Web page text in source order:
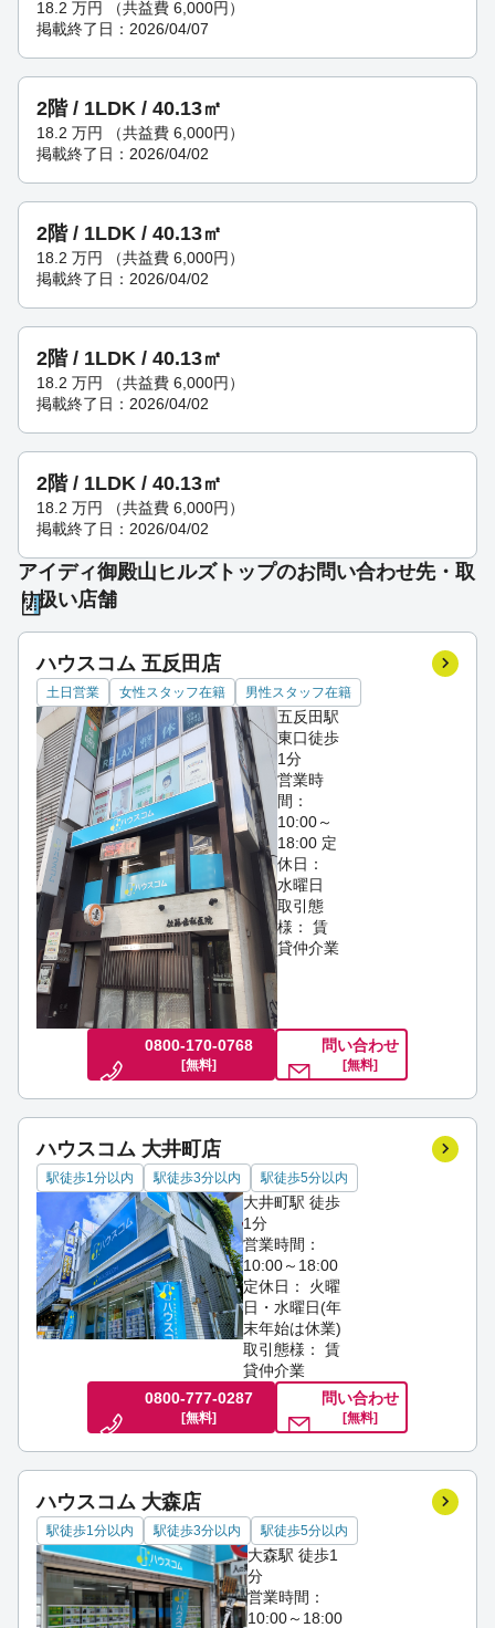
18.2 万円 （共益費 6,000円）
掲載終了日：2026/04/07
2階 / 1LDK / 40.13㎡
18.2 万円 （共益費 6,000円）
掲載終了日：2026/04/02
2階 / 1LDK / 40.13㎡
18.2 万円 （共益費 6,000円）
掲載終了日：2026/04/02
2階 / 1LDK / 40.13㎡
18.2 万円 （共益費 6,000円）
掲載終了日：2026/04/02
2階 / 1LDK / 40.13㎡
18.2 万円 （共益費 6,000円）
掲載終了日：2026/04/02
アイディ御殿山ヒルズトップのお問い合わせ先・取
り扱い店舗
ハウスコム 五反田店
土日営業 女性スタッフ在籍 男性スタッフ在籍
五反田駅
東口徒歩
1分
営業時
間：
10:00～
18:00 定
休日：
水曜日
取引態
様： 賃
貸仲介業
0800-170-0768
[無料]
問い合わせ
[無料]
ハウスコム 大井町店
駅徒歩1分以内 駅徒歩3分以内 駅徒歩5分以内
大井町駅 徒歩
1分
営業時間：
10:00～18:00
定休日： 火曜
日・水曜日(年
末年始は休業)
取引態様： 賃
貸仲介業
0800-777-0287
[無料]
問い合わせ
[無料]
ハウスコム 大森店
駅徒歩1分以内 駅徒歩3分以内 駅徒歩5分以内
大森駅 徒歩1
分
営業時間：
10:00～18:00